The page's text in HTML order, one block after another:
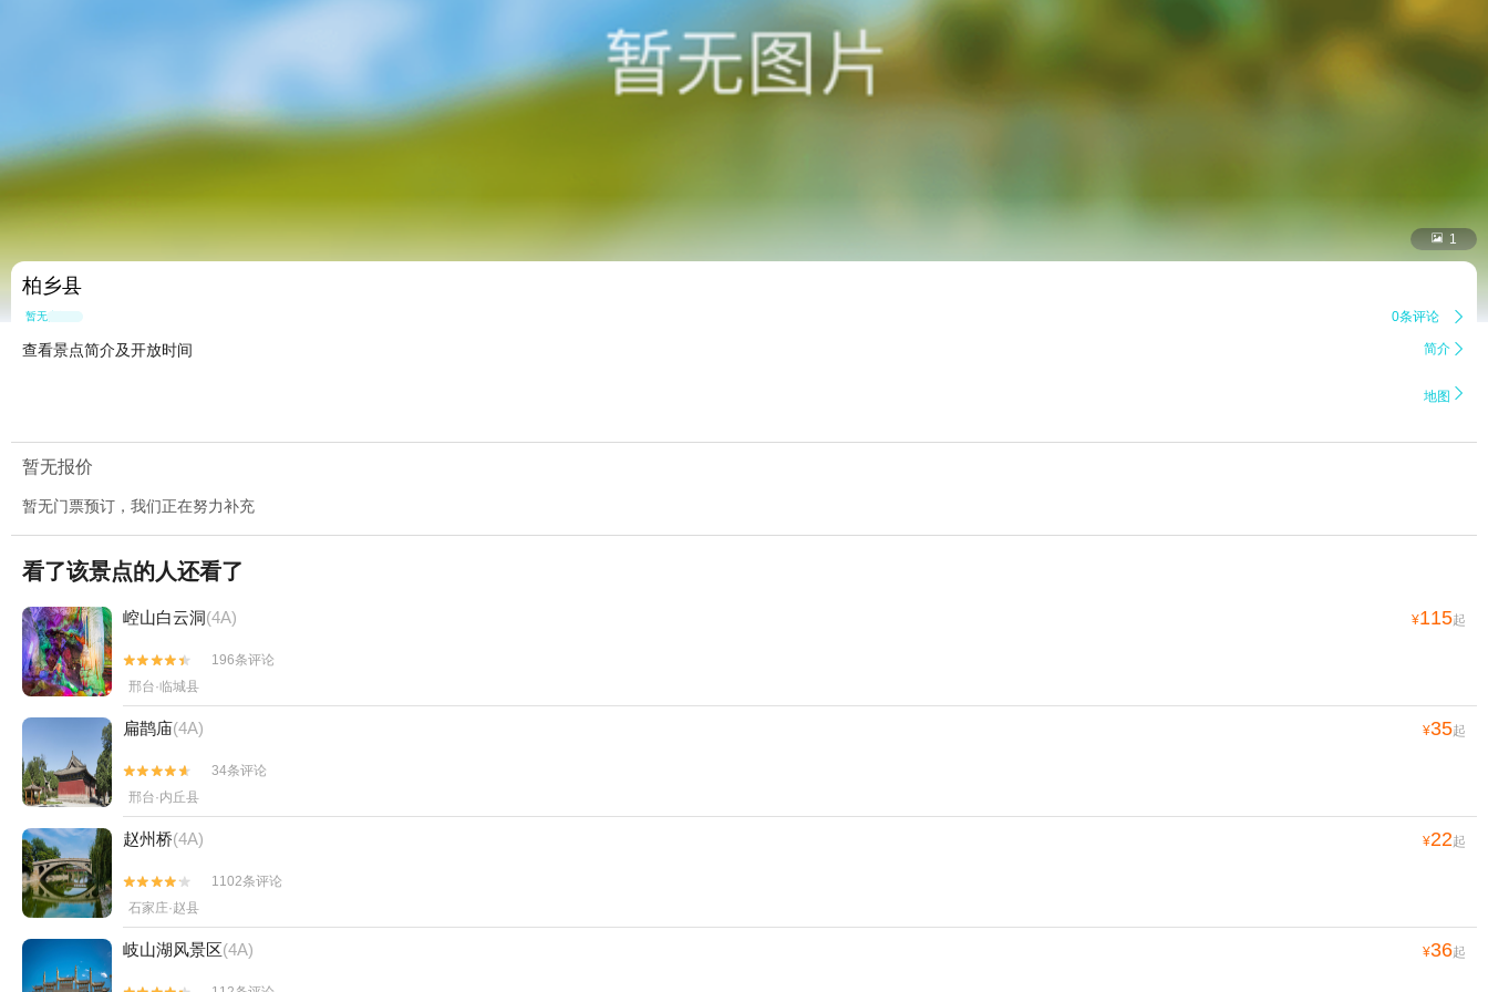
 1
柏乡县
暂无点评 0条评论 
查看景点简介及开放时间 简介 
地图 
暂无报价
暂无门票预订，我们正在努力补充
看了该景点的人还看了
崆山白云洞(4A) ¥115起


196条评论
邢台·临城县
扁鹊庙(4A) ¥35起


34条评论
邢台·内丘县
赵州桥(4A) ¥22起


1102条评论
石家庄·赵县
岐山湖风景区(4A) ¥36起